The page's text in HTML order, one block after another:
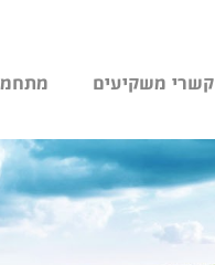
קשרי משקיעים